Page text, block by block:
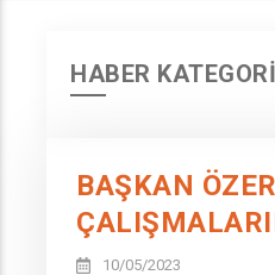
HABER
BAŞKAN
10/05/2023